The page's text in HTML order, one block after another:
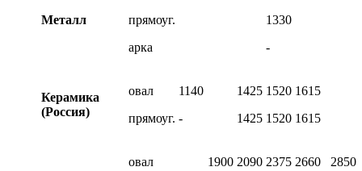
Металл
прямоуг.
арка
1330
-
Керамика
(Россия)
овал
прямоуг.
1140
-
1425
1425
1520
1520
1615
1615
овал
1900 2090 2375 2660
2850